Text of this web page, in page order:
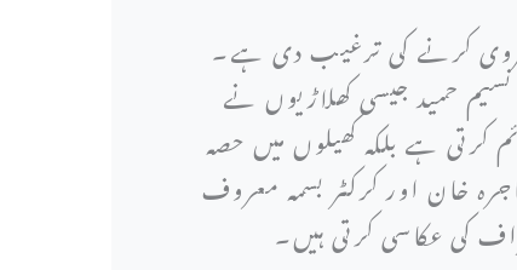
کرنے کی ترغیب دی ہے۔
حمید جیسی کھلاڑیوں نے
ہے بلکہ کھیلوں میں حصہ
خان اور کرکٹر بسمہ معروف
کی عکاسی کرتی ہیں۔